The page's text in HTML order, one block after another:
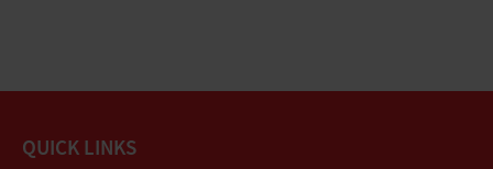
QUICK LINKS